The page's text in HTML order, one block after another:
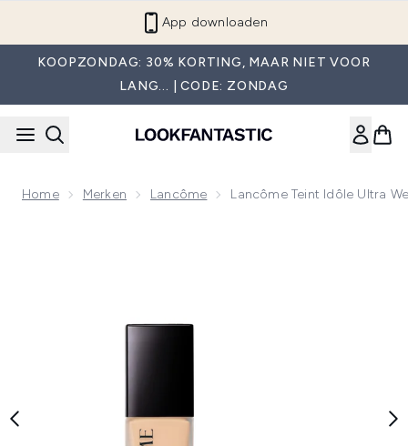
App downloaden
KOOPZONDAG: 30% KORTING, MAAR NIET VOOR
LANG... | CODE: ZONDAG
Home Merken Lancôme Lancôme Teint Idôle Ultra